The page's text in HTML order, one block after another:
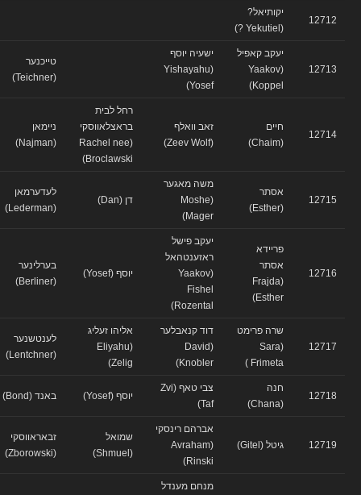
12712
יקותיאל?
12713
יעקב קאפיל
(Yaakov
Koppel)
ישעיה יוסף
(Yishayahu
Yosef)
טייכנער
12714
חיים
זאב וואלף
רחל לבית
בראצלאווסקי
(Rachel nee
Broclawski)
ניימאן
12715
אסתר
משה מאגער
(Moshe
Mager)
דן (Dan)
לעדערמאן
12716
פריידא
אסתר
(Frajda
Esther)
יעקב פישל
ראזענטהאל
(Yaakov
Fishel
Rozental)
יוסף (Yosef)
בערלינער
12717
שרה פרימט
(Sara
Frimeta )
דוד קנאבלער
(David
Knobler)
אליהו זעליג
(Eliyahu
Zelig)
לענטשנער
12718
חנה
צבי טאף (Zvi
Taf)
יוסף (Yosef) באנד (Bond)
12719 גיטל (Gitel)
אברהם רינסקי
(Avraham
Rinski)
שמואל
זבאראווסקי
מנחם מענדל